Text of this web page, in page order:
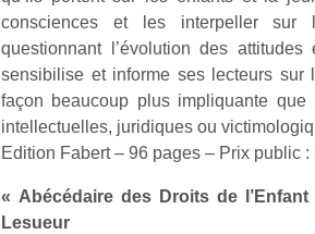
consciences et les interpeller sur
questionnant l’évolution des attitudes
sensibilise et informe ses lecteurs sur
façon beaucoup plus impliquante que
intellectuelles, juridiques ou
Edition Fabert – 96 pages – Prix public :
« Abécédaire des Droits de
Lesueur
à
…